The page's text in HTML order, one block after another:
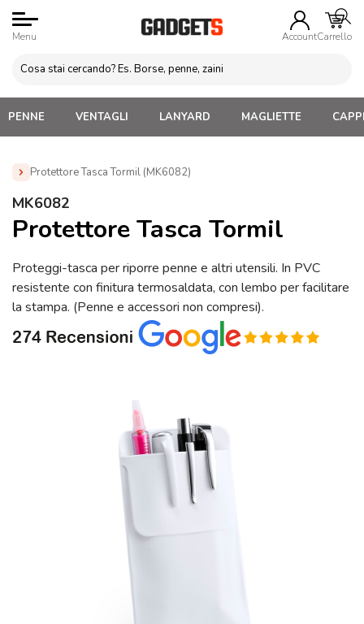
Menu AccountCarrello
PENNE VENTAGLI LANYARD MAGLIETTE
Protettore Tasca Tormil (MK6082)
Home »
Tormil (MK6082)
MK6082
Protettore Tasca Tormil
Proteggi-tasca per riporre penne e altri utensili. In PVC
resistente con finitura termosaldata, con lembo per facilitare
la stampa. (Penne e accessori non compresi).